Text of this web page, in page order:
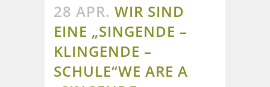
28 APR. WIR SIND
EINE „SINGENDE –
KLINGENDE –
SCHULE“WE ARE A